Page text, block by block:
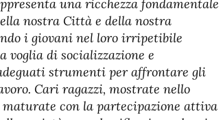
una ricchezza fondamentale
nostra Città e della nostra
i giovani nel loro irripetibile
voglia di socializzazione e
strumenti per affrontare gli
Cari ragazzi, mostrate nello
maturate con la partecipazione attiva